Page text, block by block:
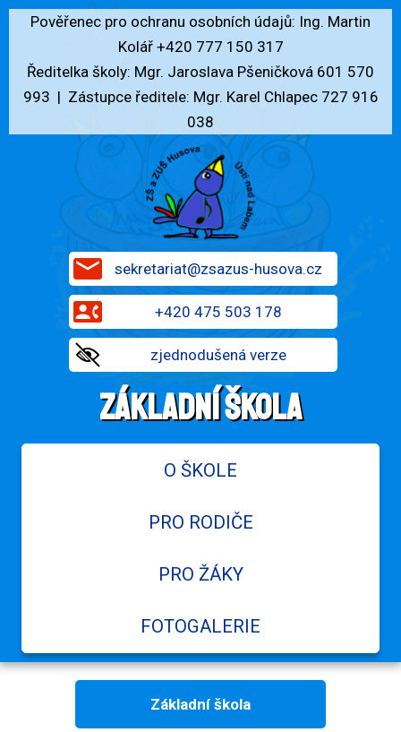
Pověřenec pro ochranu osobních údajů: Ing. Martin
Kolář +420 777 150 317
Ředitelka školy: Mgr. Jaroslava Pšeničková 601 570
993 | Zástupce ředitele: Mgr. Karel Chlapec 727 916
038
sekretariat@zsazus-husova.cz
+420 475 503 178
zjednodušená verze
Základní škola
O ŠKOLE
PRO RODIČE
PRO ŽÁKY
FOTOGALERIE
Základní škola